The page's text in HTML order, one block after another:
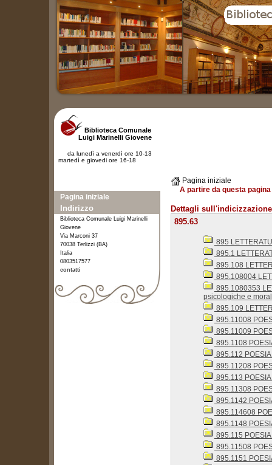
Pagina iniziale
A partire da questa
Dettagli sull'indicizzazione
895.63
895
895.1
895.108
895.108004
895.1080353
psicologiche e
895.109
895.11008
895.11009
895.1108
895.112
895.11208
895.113
895.11308
895.1142
895.114608
895.1148
895.115
895.11508
895.1151
Biblioteca Comunale
Luigi Marinelli Giovene
da lunedì a venerdì ore 10-13
martedì e giovedi ore 16-18
Pagina iniziale
Indirizzo
Biblioteca Comunale Luigi Marinelli
Giovene
Via Marconi 37
70038 Terlizzi (BA)
Italia
0803517577
contatti